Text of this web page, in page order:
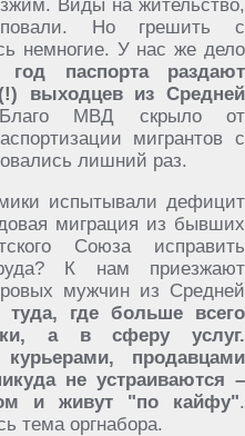
Виды на жительство,
Но грешить с
немногие. У нас же дело
год паспорта раздают
выходцев из Средней
МВД скрыло от
мигрантов с
лишний раз.
испытывали дефицит
миграция из бывших
Союза исправить
К нам приезжают
мужчин из Средней
туда, где больше всего
а в сферу услуг.
продавцами
не устраиваются –
и живут "по кайфу".
тема оргнабора.